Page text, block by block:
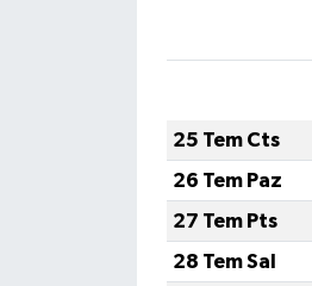
25 Tem Cts
26 Tem Paz
27 Tem Pts
28 Tem Sal